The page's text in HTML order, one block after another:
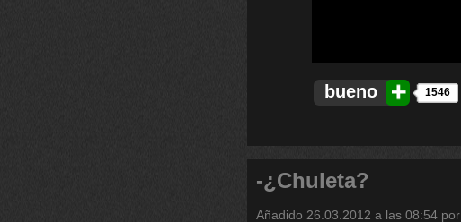
bueno 1546
-¿Chuleta?
Añadido 26.03.2012 a las 08:54 por